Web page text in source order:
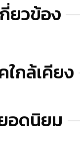
ยวข้อง
ใกล้เคียง
อดนิยม